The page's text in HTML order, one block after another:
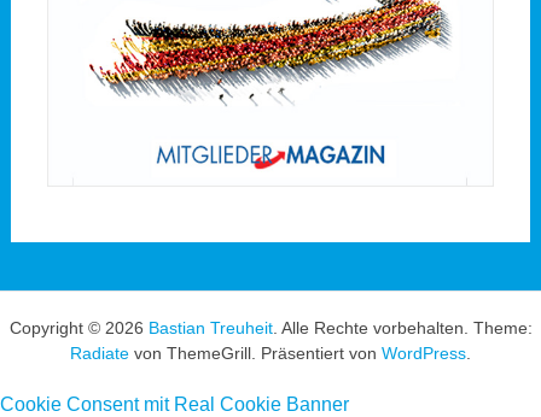
Copyright © 2026 Bastian Treuheit. Alle Rechte vorbehalten. Theme:
Radiate von ThemeGrill. Präsentiert von WordPress
Cookie Consent mit Real Cookie Banner